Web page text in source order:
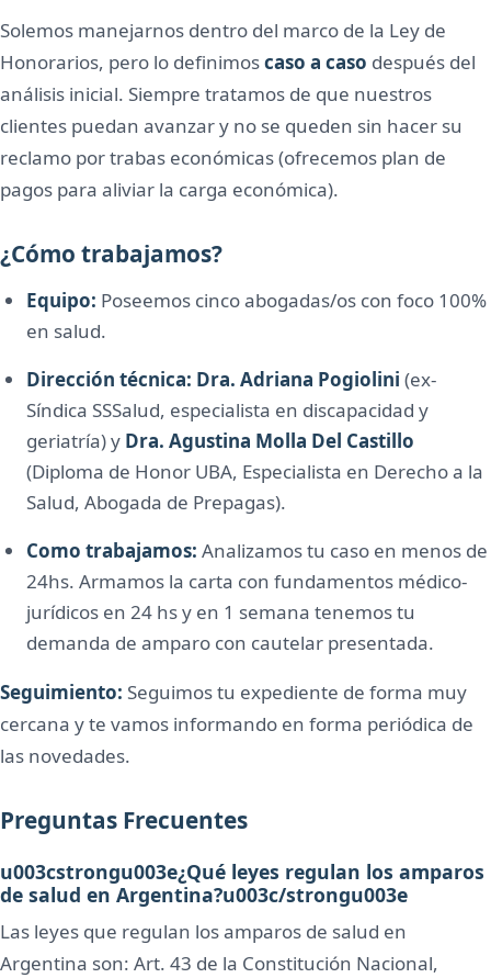
Solemos manejarnos dentro del marco de la Ley de
Honorarios, pero lo definimoscaso a caso después del
análisis inicial. Siempre tratamos de que nuestros
clientes puedan avanzar y no se queden sin hacer su
reclamo por trabas económicas (ofrecemos plan de
pagos para aliviar la carga económica).
¿Cómo trabajamos?
Equipo: Poseemos cinco abogadas/os con foco 100%
en salud.
Dirección técnica: Dra. Adriana Pogiolini (ex-
Síndica SSSalud, especialista en discapacidad y
geriatría) y Dra. Agustina Molla Del Castillo
(Diploma de Honor UBA, Especialista en Derecho a la
Salud, Abogada de Prepagas).
Como trabajamos: Analizamos tu caso en menos de
24hs. Armamos la carta con fundamentos médico-
jurídicos en 24 hs y en 1 semana tenemos tu
demanda de amparo con cautelar presentada.
Seguimiento: Seguimos tu expediente de forma muy
cercana y te vamos informando en forma periódica de
las novedades.
Preguntas Frecuentes
u003cstrongu003e¿Qué leyes regulan los amparos
de salud en Argentina?u003c/strongu003e
Las leyes que regulan los amparos de salud en
Argentina son: Art. 43 de la Constitución Nacional,